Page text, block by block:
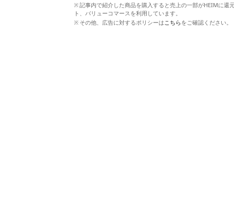
記事内で紹介した商品を購入すると売上の一部がHEIMに還
ト、バリューコマースを利用しています。
その他、広告に対するポリシーは こちらをご確認ください。